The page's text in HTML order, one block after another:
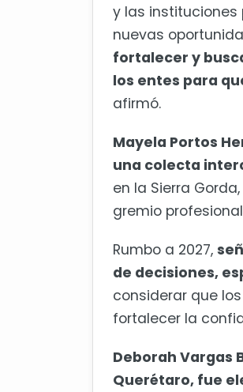
y las instituciones
nuevas
fortalecer y
los entes para
afirmó.
Mayela Portos
una colecta
en la Sierra
gremio
Rumbo a 2027,
de decisiones,
considerar que
fortalecer la
Deborah Vargas
Querétaro, fue